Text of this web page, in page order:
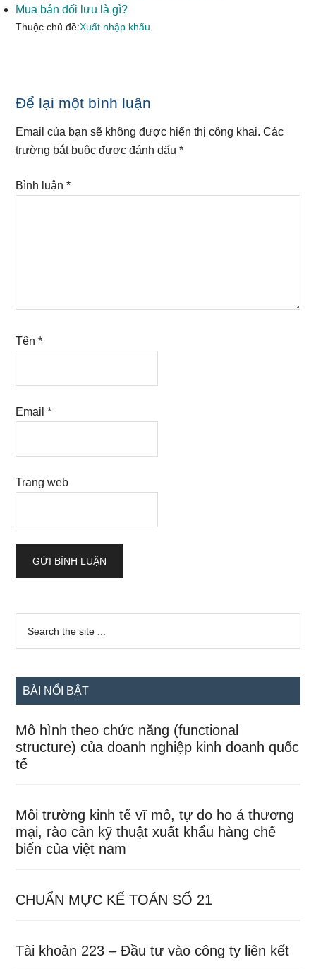
Mua bán đối lưu là gì?
Thuộc chủ đề:Xuất nhập khẩu
Reader
Interactions
Để lại một bình luận
Email của bạn sẽ không được hiển thị công khai. Các
trường bắt buộc được đánh dấu*
Bình luận*
Tên*
Email*
Trang web
Sidebar
chính
...
BÀI NỔI BẬT
Mô hình theo chức năng (functional
structure) của doanh nghiệp kinh doanh quốc
tế
Môi trường kinh tế vĩ mô, tự do ho á thương
mại, rào cản kỹ thuật xuất khẩu hàng chế
biến của việt nam
CHUẨN MỰC KẾ TOÁN SỐ 21
Tài khoản 223 – Đầu tư vào công ty liên kết